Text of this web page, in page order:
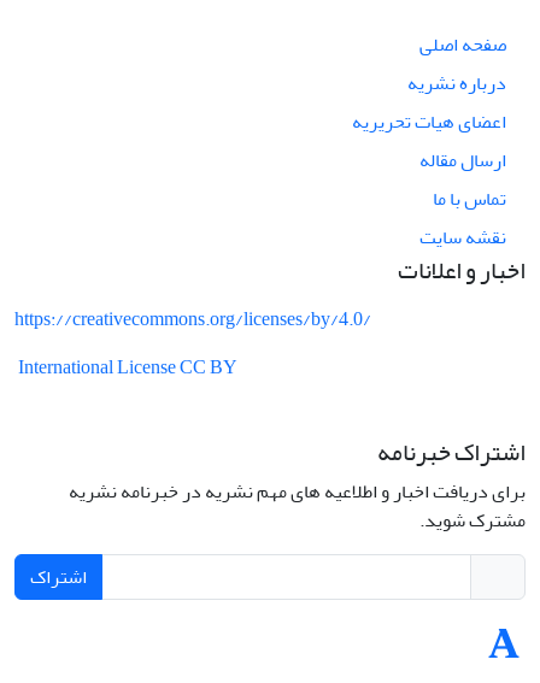
صفحه اصلی
درباره نشریه
اعضای هیات تحریریه
ارسال مقاله
تماس با ما
نقشه سایت
اخبار و اعلانات
https://creativecommons.org/licenses/by/4.0/
International License CC BY
اشتراک خبرنامه
برای دریافت اخبار و اطلاعیه های مهم نشریه در خبرنامه نشریه
مشترک شوید.
اشتراک